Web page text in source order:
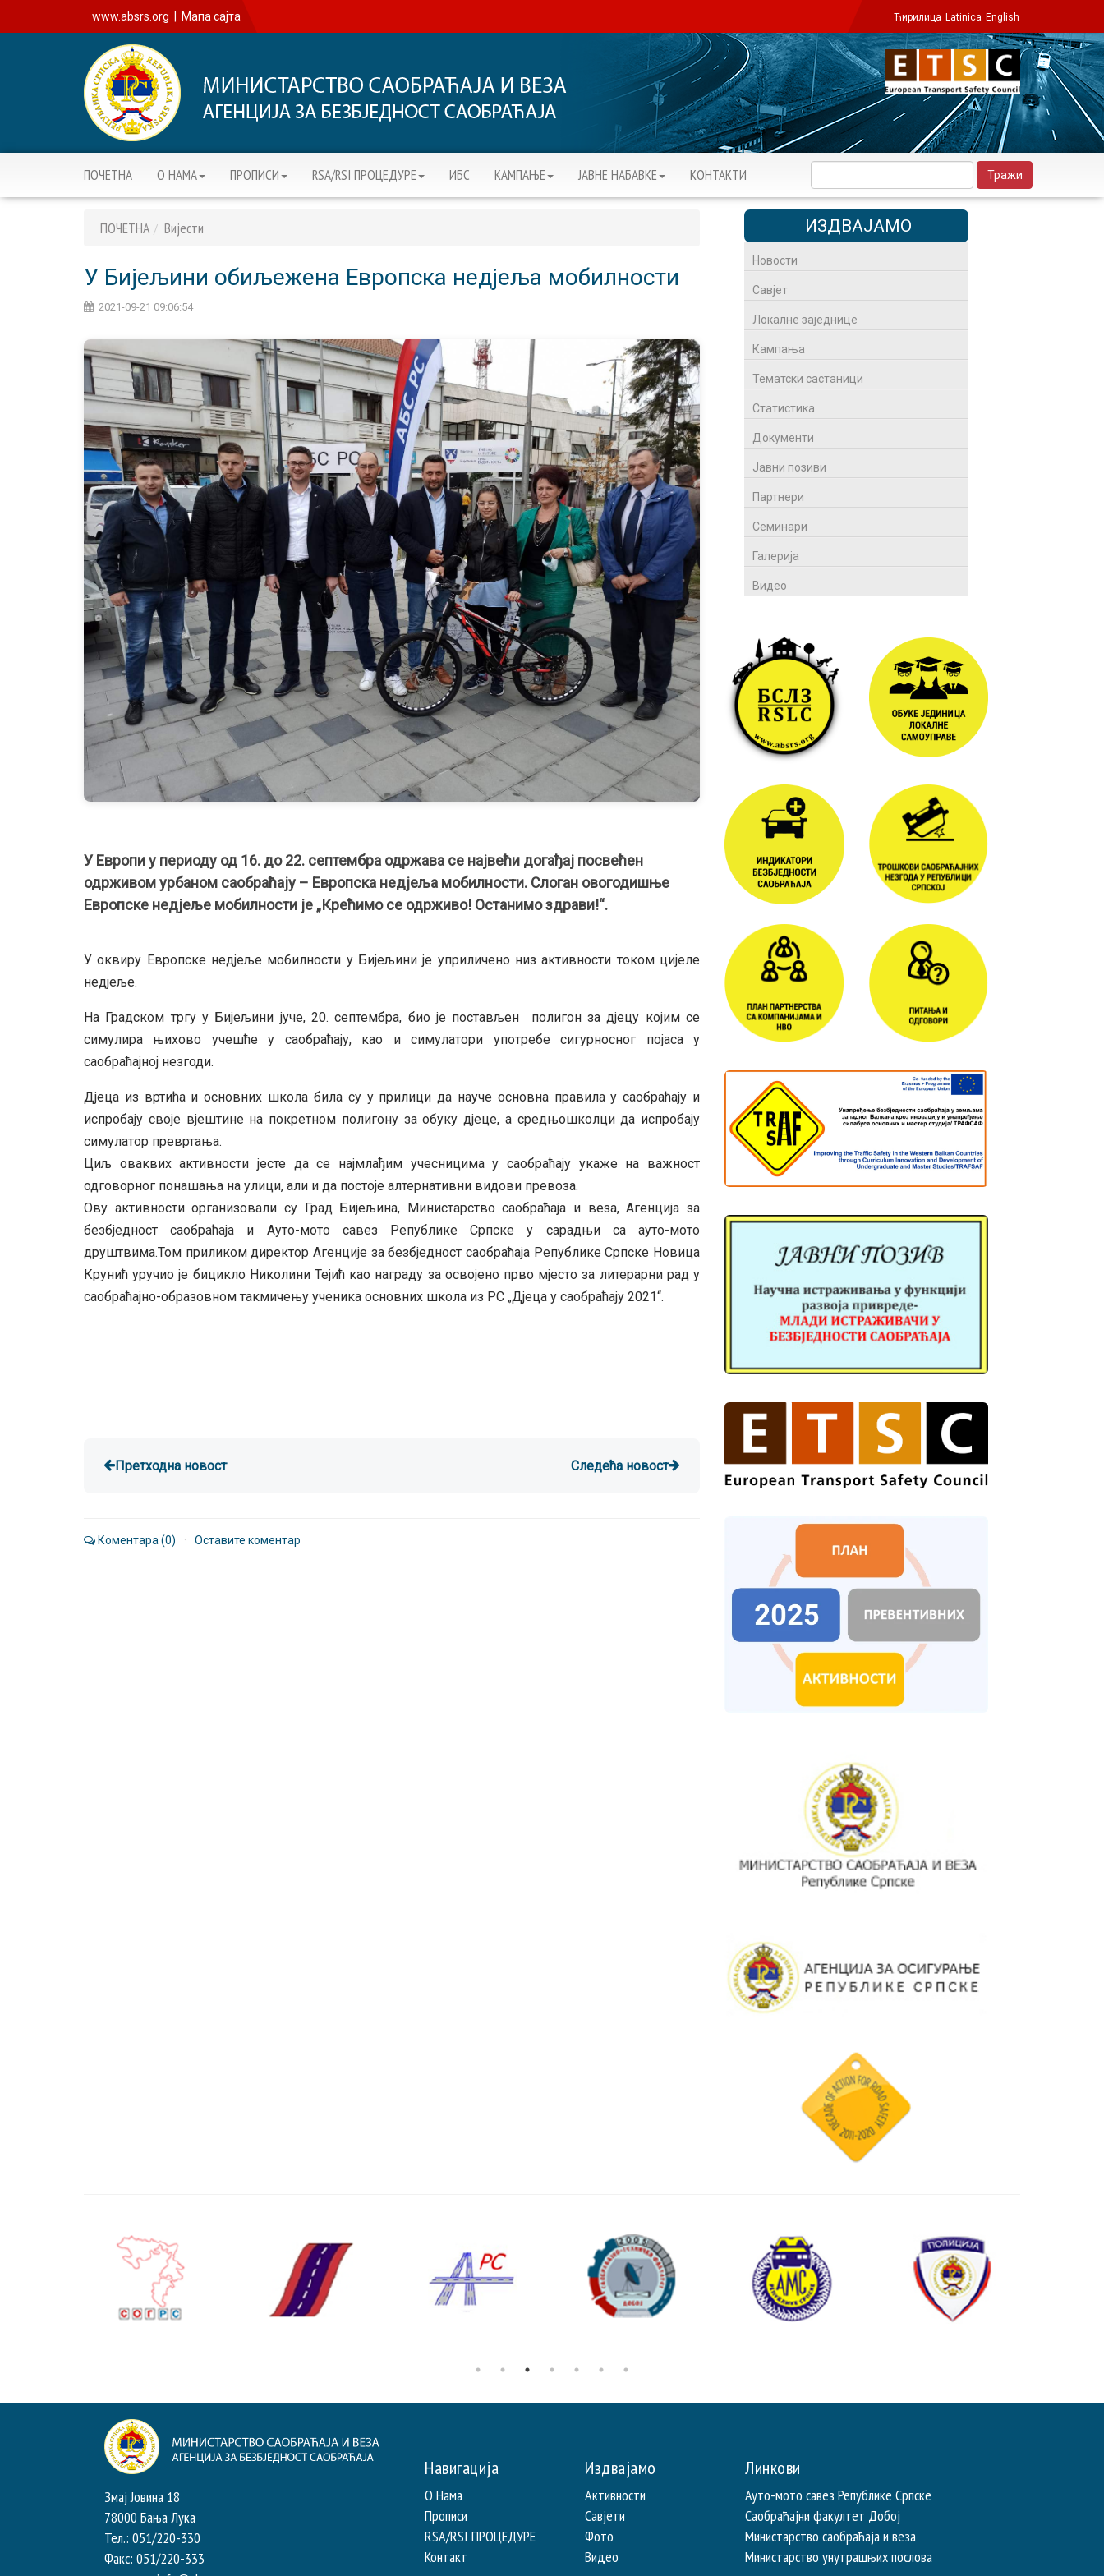
www.absrs.org Мапа сајта Ћирилица Latinica English
ПОЧЕТНА О НАМА ПРОПИСИ RSA/RSI ПРОЦЕДУРЕ ИБС KАМПАЊЕ ЈАВНЕ НАБАВКЕ КОНТАКТИ
ПОЧЕТНА Вијести
У Бијељини обиљежена Европска недјеља мобилности
2021-09-21 09:06:54
У Европи у периоду од 16. до 22. септембра одржава се највећи догађај посвећен
одрживом урбаном саобраћају – Европска недјеља мобилности. Слоган овогодишње
Европске недјеље мобилности је „Крећимо се одрживо! Останимо здрави!“.
У оквиру Европске недјеље мобилности у Бијељини је уприличено низ активности током цијеле
недјеље.
На Градском тргу у Бијељини јуче, 20. септембра, био је постављен полигон за дјецу којим се
симулира њихово учешће у саобраћају, као и симулатори употребе сигурносног појаса у
саобраћајној незгоди.
Дјеца из вртића и основних школа била су у прилици да науче основна правила у саобраћају и
испробају своје вјештине на покретном полигону за обуку дјеце, а средњошколци да испробају
симулатор превртања.
Циљ оваквих активности јесте да се најмлађим учесницима у саобраћају укаже на важност
одговорног понашања на улици, али и да постоје алтернативни видови превоза.
Ову активности организовали су Град Бијељина, Министарство саобраћаја и веза, Агенција за
безбједност саобраћаја и Ауто-мото савез Републике Српске у сарадњи са ауто-мото
друштвима.Том приликом директор Агенције за безбједност саобраћаја Републике Српске Новица
Крунић уручио је бицикло Николини Тејић као награду за освојено прво мјесто за литерарни рад у
саобраћајно-образовном такмичењу ученика основних школа из РС „Дјеца у саобраћају 2021“.
Претходна новост Следећа новост
Коментара (0) · Оставите коментар
ИЗДВАЈАМО
Новости
Савјет
Локалне заједнице
Кампања
Тематски састаници
Статистика
Документи
Јавни позиви
Партнери
Семинари
Галерија
Видео
Змај Јовина 18
78000 Бања Лука
Тел.: 051/220-330
Факс: 051/220-333
Навигација
О Нама
Прописи
RSA/RSI ПРОЦЕДУРЕ
Контакт
Издвајамо
Активности
Савјети
Фото
Видео
Линкови
Ауто-мото савез Републике Српске
Саобраћајни факултет Добој
Министарство саобраћаја и веза
Министарство унутрашњих послова